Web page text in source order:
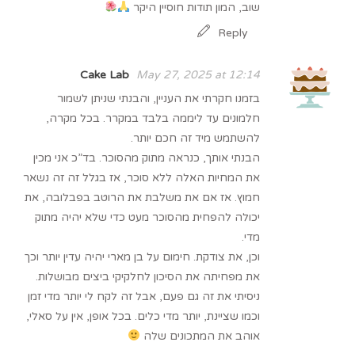
שוב, המון תודות חוסיין היקר
Reply
Cake Lab
May 27, 2025 at 12:14
בזמנו חקרתי את העניין, והבנתי שניתן לשמור
חלמונים עד ליממה בלבד במקרר. בכל מקרה,
להשתמש מיד זה חכם יותר.
הבנתי אותך, כנראה מתוק מהסוכר. בד”כ אני מכין
את המחיות האלה ללא סוכר, אז בגלל זה זה נשאר
חמוץ. אז אם את משלבת את הרוטב בפבלובה, את
יכולה להפחית מהסוכר מעט כדי שלא יהיה מתוק
מדי.
וכן, את צודקת. חימום על בן מארי יהיה עדין יותר וכך
את מפחיתה את הסיכון לחלקיקי ביצים מבושלות.
ניסיתי את זה גם פעם, אבל זה לקח לי יותר מדי זמן
וכמו שציינת, יותר מדי כלים. בכל אופן, אין על סאלי,
אוהב את המתכונים שלה